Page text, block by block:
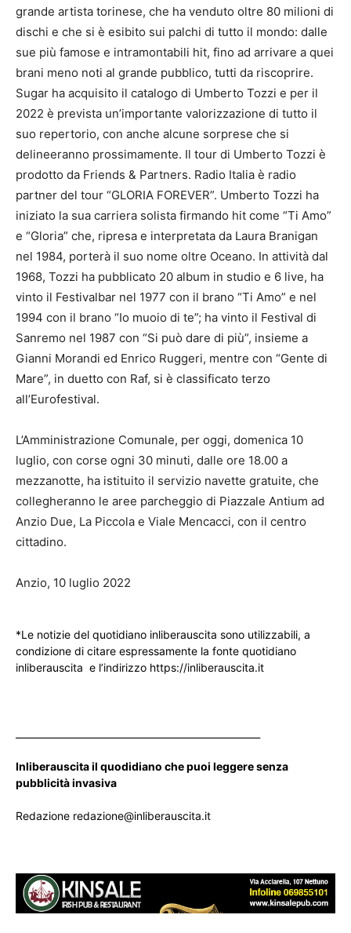
grande artista torinese, che ha venduto oltre 80 milioni di
dischi e che si è esibito sui palchi di tutto il mondo: dalle
sue più famose e intramontabili hit, fino ad arrivare a quei
brani meno noti al grande pubblico, tutti da riscoprire.
Sugar ha acquisito il catalogo di Umberto Tozzi e per il
2022 è prevista un’importante valorizzazione di tutto il
suo repertorio, con anche alcune sorprese che si
delineeranno prossimamente. Il tour di Umberto Tozzi è
prodotto da Friends & Partners. Radio Italia è radio
partner del tour “GLORIA FOREVER”. Umberto Tozzi ha
iniziato la sua carriera solista firmando hit come “Ti Amo”
e “Gloria” che, ripresa e interpretata da Laura Branigan
nel 1984, porterà il suo nome oltre Oceano. In attività dal
1968, Tozzi ha pubblicato 20 album in studio e 6 live, ha
vinto il Festivalbar nel 1977 con il brano “Ti Amo” e nel
1994 con il brano “Io muoio di te”; ha vinto il Festival di
Sanremo nel 1987 con “Si può dare di più”, insieme a
Gianni Morandi ed Enrico Ruggeri, mentre con “Gente di
Mare”, in duetto con Raf, si è classificato terzo
all’Eurofestival.
L’Amministrazione Comunale, per oggi, domenica 10
luglio, con corse ogni 30 minuti, dalle ore 18.00 a
mezzanotte, ha istituito il servizio navette gratuite, che
collegheranno le aree parcheggio di Piazzale Antium ad
Anzio Due, La Piccola e Viale Mencacci, con il centro
cittadino.
Anzio, 10 luglio 2022
*Le notizie del quotidiano inliberauscita sono utilizzabili, a
condizione di citare espressamente la fonte quotidiano
inliberauscita e l’indirizzo https://inliberauscita.it
Inliberauscita il quodidiano che puoi leggere senza
pubblicità invasiva
Redazione redazione@inliberauscita.it